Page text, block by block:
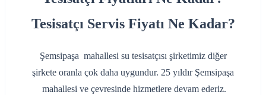
Tesisatçı Servis Fiyatı Ne Kadar?
Şemsipaşa mahallesi su tesisatçısı şirketimiz diğer
şirkete oranla çok daha uygundur. 25 yıldır Şemsipaşa
mahallesi ve çevresinde hizmetlere devam ederiz.